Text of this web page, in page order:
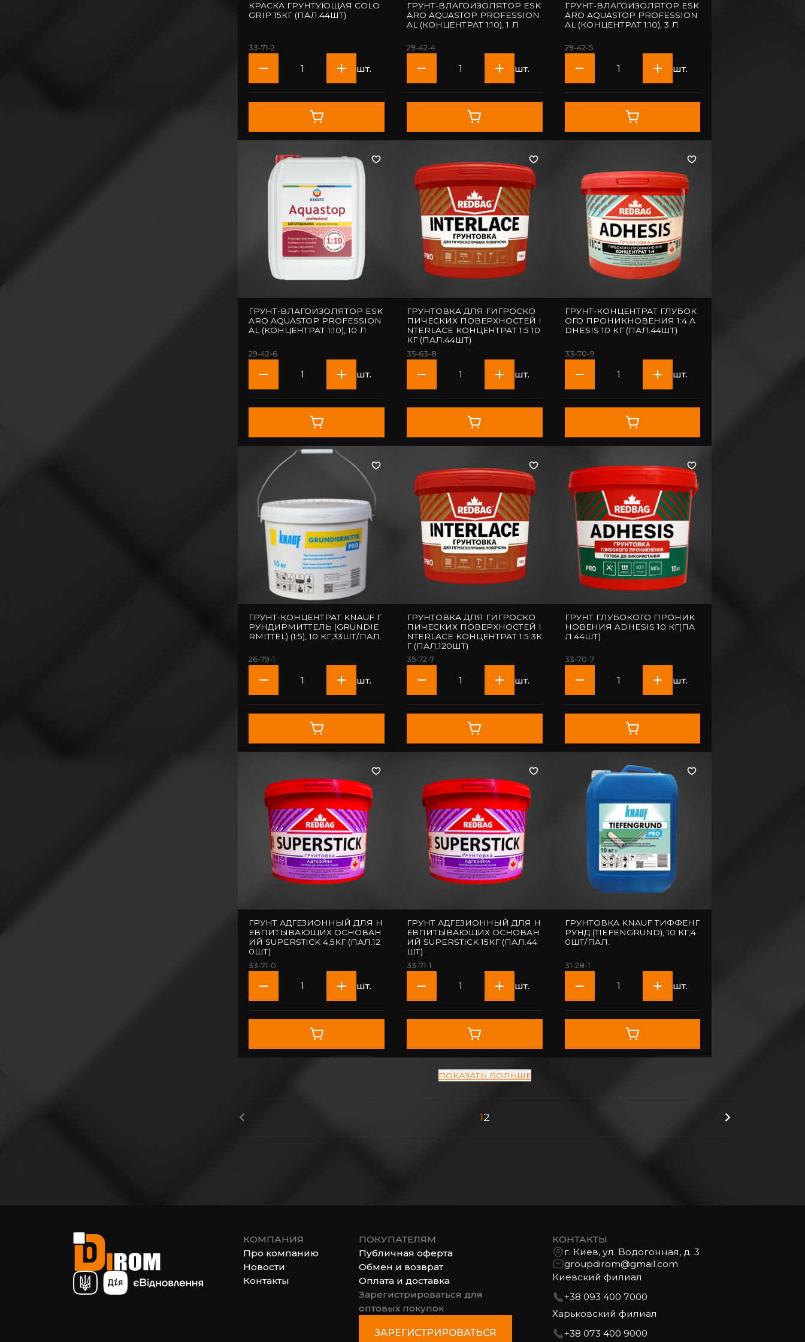
КРАСКА ГРУНТУЮЩАЯ COLO
GRIP 15КГ (ПАЛ.44ШТ)
33-71-2
шт.
ГРУНТ-ВЛАГОИЗОЛЯТОР ESK
ARO AQUASTOP PROFESSION
AL (КОНЦЕНТРАТ 1:10), 1 Л
29-42-4
шт.
ГРУНТ-ВЛАГОИЗОЛЯТОР ESK
ARO AQUASTOP PROFESSION
AL (КОНЦЕНТРАТ 1:10), 3 Л
29-42-5
шт.
ГРУНТ-ВЛАГОИЗОЛЯТОР ESK
ARO AQUASTOP PROFESSION
AL (КОНЦЕНТРАТ 1:10), 10 Л
29-42-6
шт.
ГРУНТОВКА ДЛЯ ГИГРОСКО
ПИЧЕСКИХ ПОВЕРХНОСТЕЙ I
NTERLACE КОНЦЕНТРАТ 1:5 10
КГ (ПАЛ.44ШТ)
35-63-8
шт.
ГРУНТ-КОНЦЕНТРАТ ГЛУБОК
ОГО ПРОНИКНОВЕНИЯ 1:4 A
DHESIS 10 КГ (ПАЛ.44ШТ)
33-70-9
шт.
ГРУНТ-КОНЦЕНТРАТ KNAUF Г
РУНДИРМИТТЕЛЬ (GRUNDIE
RMITTEL) (1:5), 10 КГ,33ШТ/ПАЛ.
26-79-1
шт.
ГРУНТОВКА ДЛЯ ГИГРОСКО
ПИЧЕСКИХ ПОВЕРХНОСТЕЙ I
NTERLACE КОНЦЕНТРАТ 1:5 3К
Г (ПАЛ.120ШТ)
35-72-7
шт.
ГРУНТ ГЛУБОКОГО ПРОНИК
НОВЕНИЯ ADHESIS 10 КГ(ПА
Л.44ШТ)
33-70-7
шт.
ГРУНТ АДГЕЗИОННЫЙ ДЛЯ Н
ЕВПИТЫВАЮЩИХ ОСНОВАН
ИЙ SUPERSTICK 4,5КГ (ПАЛ.12
0ШТ)
33-71-0
шт.
ГРУНТ АДГЕЗИОННЫЙ ДЛЯ Н
ЕВПИТЫВАЮЩИХ ОСНОВАН
ИЙ SUPERSTICK 15КГ (ПАЛ.44
ШТ)
33-71-1
шт.
ГРУНТОВКА KNAUF ТИФФЕНГ
РУНД (TIEFENGRUND), 10 КГ,4
0ШТ/ПАЛ.
31-28-1
шт.
ПОКАЗАТЬ БОЛЬШЕ
12
КОМПАНИЯ
Про компанию
Новости
Контакты
ПОКУПАТЕЛЯМ
Публичная оферта
Обмен и возврат
Оплата и доставка
Зарегистрироваться для
оптовых покупок
ЗАРЕГИСТРИРОВАТЬСЯ
КОНТАКТЫ
г. Киев, ул. Водогонная, д. 3
groupdirom@gmail.com
Киевский филиал
+38 093 400 7000
Харьковский филиал
+38 073 400 9000